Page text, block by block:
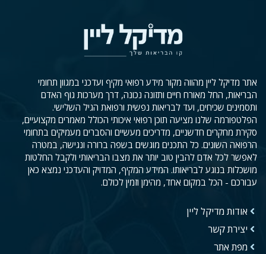
אתר מדיקל ליין מהווה מקור מידע רפואי מקיף ועדכני במגוון תחומי
הבריאות, החל מאורח חיים ותזונה נכונה, דרך מערכות גוף האדם
ותסמינים שכיחים, ועד לבריאות נפשית ורפואת הגיל השלישי.
הפלטפורמה שלנו מציעה תוכן רפואי איכותי הכולל מאמרים מקצועיים,
סקירת מחקרים חדשניים, מדריכים מעשיים והסברים מעמיקים בתחומי
הרפואה השונים. כל התכנים מוגשים בשפה ברורה ונגישה, במטרה
לאפשר לכל אדם להבין טוב יותר את מצבו הבריאותי ולקבל החלטות
מושכלות בנוגע לבריאותו. המידע המקיף, המדויק והעדכני נמצא כאן
עבורכם - הכל במקום אחד, מהימן וזמין לכולם.
אודות מדיקל ליין
יצירת קשר
מפת אתר